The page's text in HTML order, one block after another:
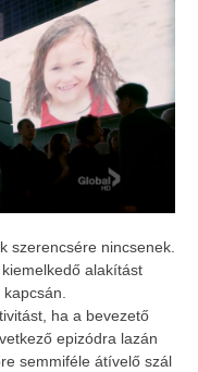
szerencsére nincsenek.
alakítást
ha a bevezető
epizódra lazán
semmiféle átívelő szál